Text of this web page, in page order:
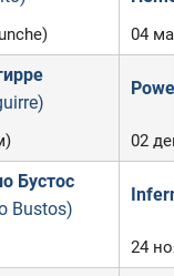
04
02
Бустос
Bustos)
24